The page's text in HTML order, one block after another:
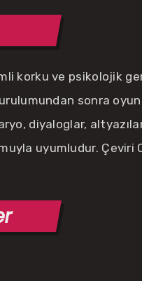
korku ve psikolojik
sonra
diyaloglar,
uyumludur. Çeviri